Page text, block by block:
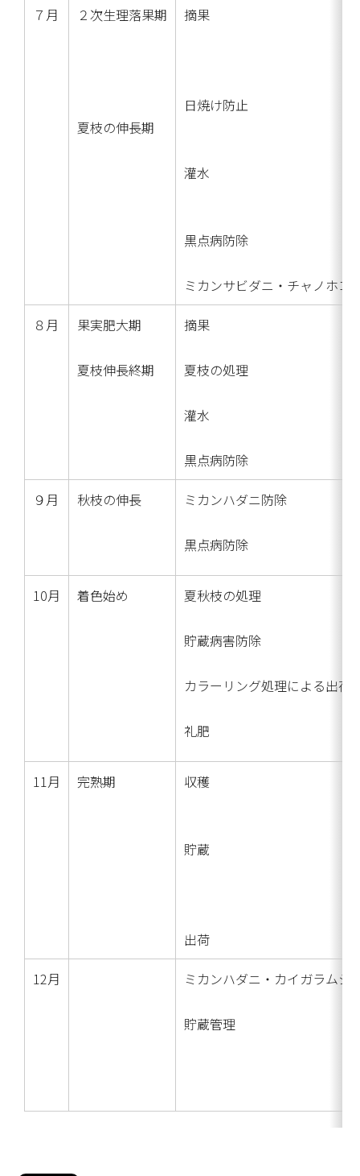
７月 ２次生理落果期
夏枝の伸長期
摘果
日焼け防止
灌水
黒点病防除
ミカンサビダニ・チャノホコ
８月 果実肥大期
夏枝伸長終期
摘果
夏枝の処理
灌水
黒点病防除
９月 秋枝の伸長 ミカンハダニ防除
黒点病防除
10月 着色始め 夏秋枝の処理
貯蔵病害防除
カラーリング処理による出荷
礼肥
11月 完熟期 収穫
貯蔵
出荷
12月 ミカンハダニ・カイガラムシ
貯蔵管理